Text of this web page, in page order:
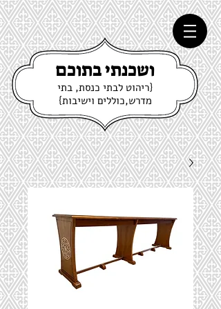
ושכנתי בתוכם
{ריהוט לבתי כנסת, בתי
מדרש,כוללים וישיבות}